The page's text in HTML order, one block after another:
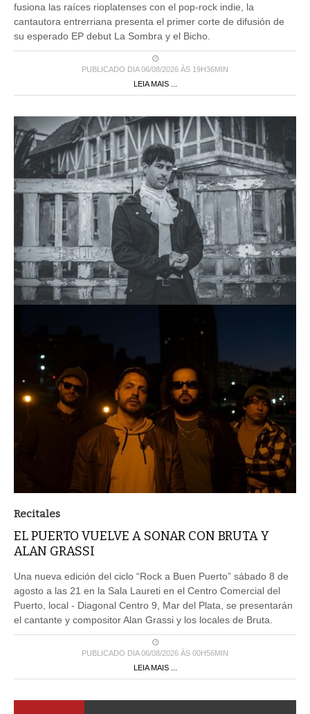
fusiona las raíces rioplatenses con el pop-rock indie, la
cantautora entrerriana presenta el primer corte de difusión de
su esperado EP debut La Sombra y el Bicho.
PUBLICADO DIA 06/08/2026 ÀS 19H36MIN
LEIA MAIS ...
Recitales
EL PUERTO VUELVE A SONAR CON BRUTA Y
ALAN GRASSI
Una nueva edición del ciclo “Rock a Buen Puerto” sábado 8 de
agosto a las 21 en la Sala Laureti en el Centro Comercial del
Puerto, local - Diagonal Centro 9, Mar del Plata, se presentarán
el cantante y compositor Alan Grassi y los locales de Bruta.
PUBLICADO DIA 06/08/2026 ÀS 00H56MIN
LEIA MAIS ...